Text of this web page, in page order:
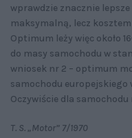
wprawdzie znacznie
maksymalną, lecz
Optimum leży więc około
do masy samochodu w
wniosek nr 2 – optimum
samochodu europejskiego
Oczywiście dla
T. S. „Motor” 7/1970